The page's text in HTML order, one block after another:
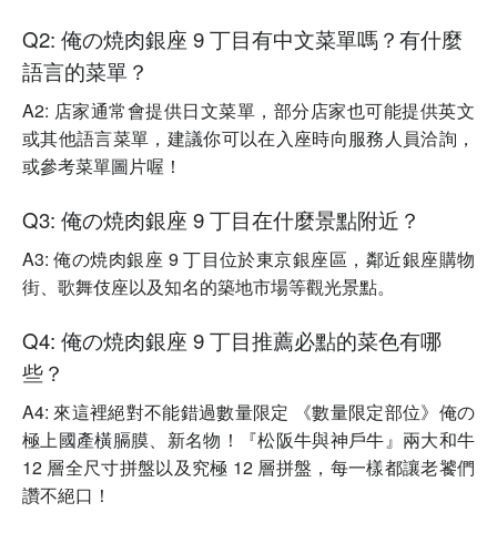
Q2: 俺の焼肉銀座 9 丁目有中文菜單嗎？有什麼
語言的菜單？
A2: 店家通常會提供日文菜單，部分店家也可能提供英文
或其他語言菜單，建議你可以在入座時向服務人員洽詢，
或參考菜單圖片喔！
Q3: 俺の焼肉銀座 9 丁目在什麼景點附近？
A3: 俺の焼肉銀座 9 丁目位於東京銀座區，鄰近銀座購物
街、歌舞伎座以及知名的築地市場等觀光景點。
Q4: 俺の焼肉銀座 9 丁目推薦必點的菜色有哪
些？
A4: 來這裡絕對不能錯過數量限定 《數量限定部位》俺の
極上國產橫膈膜、新名物！『松阪牛與神戶牛』兩大和牛
12 層全尺寸拼盤以及究極 12 層拼盤，每一樣都讓老饕們
讚不絕口！